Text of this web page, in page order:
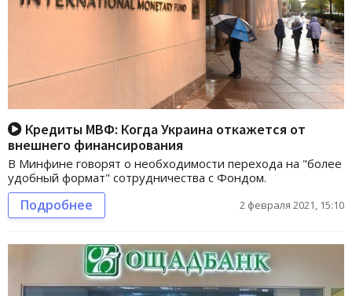
Кредиты МВФ: Когда Украина откажется от
внешнего финансирования
В Минфине говорят о необходимости перехода на "более
удобный формат" сотрудничества с Фондом.
Подробнее 2 февраля 2021, 15:10